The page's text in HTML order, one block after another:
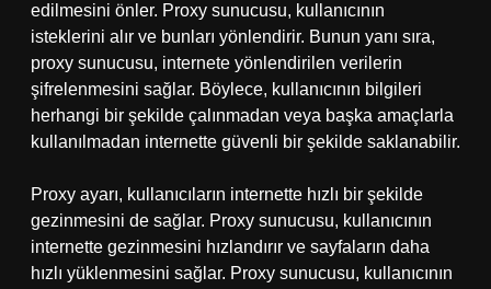
edilmesini önler. Proxy sunucusu, kullanıcının
isteklerini alır ve bunları yönlendirir. Bunun yanı sıra,
proxy sunucusu, internete yönlendirilen verilerin
şifrelenmesini sağlar. Böylece, kullanıcının bilgileri
herhangi bir şekilde çalınmadan veya başka amaçlarla
kullanılmadan internette güvenli bir şekilde saklanabilir.
Proxy ayarı, kullanıcıların internette hızlı bir şekilde
gezinmesini de sağlar. Proxy sunucusu, kullanıcının
internette gezinmesini hızlandırır ve sayfaların daha
hızlı yüklenmesini sağlar. Proxy sunucusu, kullanıcının